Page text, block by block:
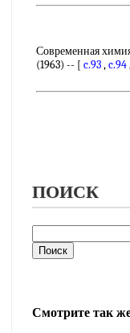
Современная
(1963) -- [ c.93,c.94
ПОИСК
Смотрите так